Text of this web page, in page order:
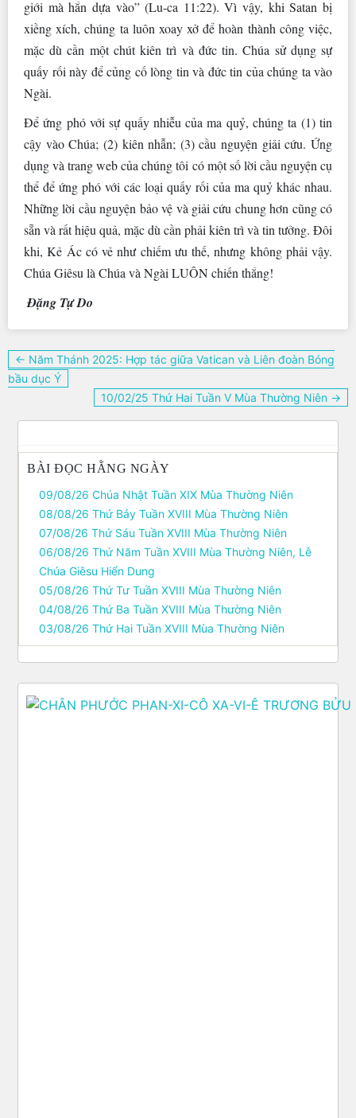
giới mà hắn dựa vào” (Lu-ca 11:22). Vì vậy, khi Satan bị
xiềng xích, chúng ta luôn xoay xở để hoàn thành công việc,
mặc dù cần một chút kiên trì và đức tin. Chúa sử dụng sự
quấy rối này để củng cố lòng tin và đức tin của chúng ta vào
Ngài.
Để ứng phó với sự quấy nhiễu của ma quỷ, chúng ta (1) tin
cậy vào Chúa; (2) kiên nhẫn; (3) cầu nguyện giải cứu. Ứng
dụng và trang web của chúng tôi có một số lời cầu nguyện cụ
thể để ứng phó với các loại quấy rối của ma quỷ khác nhau.
Những lời cầu nguyện bảo vệ và giải cứu chung hơn cũng có
sẵn và rất hiệu quả, mặc dù cần phải kiên trì và tin tưởng. Đôi
khi, Kẻ Ác có vẻ như chiếm ưu thế, nhưng không phải vậy.
Chúa Giêsu là Chúa và Ngài LUÔN chiến thắng!
Đặng Tự Do
Điều
hướng
bài
← Năm Thánh 2025: Hợp tác giữa Vatican và Liên đoàn Bóng
bầu dục Ý
10/02/25 Thứ Hai Tuần V Mùa Thường Niên →
BÀI ĐỌC HẰNG NGÀY
09/08/26 Chúa Nhật Tuần XIX Mùa Thường Niên
08/08/26 Thứ Bảy Tuần XVIII Mùa Thường Niên
07/08/26 Thứ Sáu Tuần XVIII Mùa Thường Niên
06/08/26 Thứ Năm Tuần XVIII Mùa Thường Niên, Lễ
Chúa Giêsu Hiển Dung
05/08/26 Thứ Tư Tuần XVIII Mùa Thường Niên
04/08/26 Thứ Ba Tuần XVIII Mùa Thường Niên
03/08/26 Thứ Hai Tuần XVIII Mùa Thường Niên